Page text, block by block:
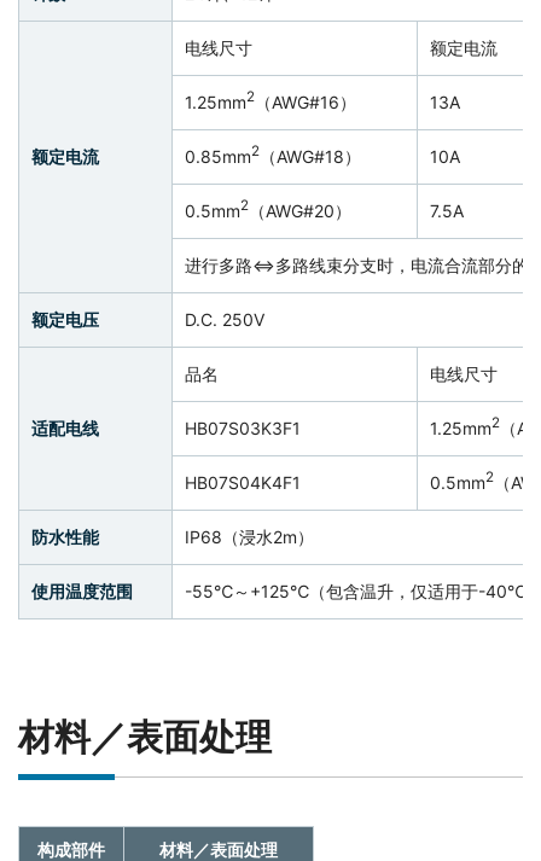
额定电流
电线尺寸 额定电流
1.25mm2 （AWG#16） 13A
0.85mm2 （AWG#18） 10A
0.5mm2 （AWG#20） 7.5A
进行多路⇔多路线束分支时，电流合流部分的
额定电压 D.C. 250V
适配电线
品名 电线尺寸
HB07S03K3F1 1.25mm2 （
HB07S04K4F1 0.5mm2 （
防水性能 IP68（浸水2m）
使用温度范围 -55℃～+125℃（包含温升，仅适用于-40℃以
材料／表面处理
构成部件 材料／表面处理